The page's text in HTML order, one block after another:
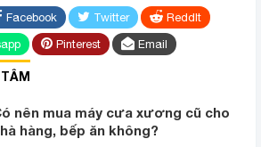
Facebook Twitter
ReddIt
Pinterest Email
nên mua máy cưa xương cũ cho
hàng, bếp ăn không?